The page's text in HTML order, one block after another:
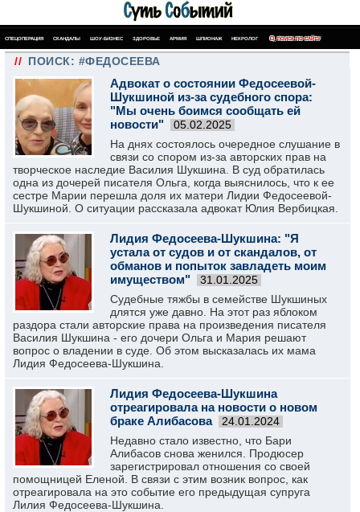
СПЕЦОПЕРАЦИЯ СКАНДАЛЫ ШОУ-БИЗНЕС ЗДОРОВЬЕ АРМИЯ ШПИОНАЖ НЕКРОЛОГ ПОИСК ПО САЙТУ
// ПОИСК: #ФЕДОСЕЕВА
Адвокат о состоянии Федосеевой-
Шукшиной из-за судебного спора:
"Мы очень боимся сообщать ей
новости"
05.02.2025
На днях состоялось очередное слушание в
связи со спором из-за авторских прав на
творческое наследие Василия Шукшина. В суд обратилась
одна из дочерей писателя Ольга, когда выяснилось, что к ее
сестре Марии перешла доля их матери Лидии Федосеевой-
Шукшиной. О ситуации рассказала адвокат Юлия Вербицкая.
Лидия Федосеева-Шукшина: "Я
устала от судов и от скандалов, от
обманов и попыток завладеть моим
имуществом"
31.01.2025
Судебные тяжбы в семействе Шукшиных
длятся уже давно. На этот раз яблоком
раздора стали авторские права на произведения писателя
Василия Шукшина - его дочери Ольга и Мария решают
вопрос о владении в суде. Об этом высказалась их мама
Лидия Федосеева-Шукшина.
Лидия Федосеева-Шукшина
отреагировала на новости о новом
браке Алибасова
24.01.2024
Недавно стало известно, что Бари
Алибасов снова женился. Продюсер
зарегистрировал отношения со своей
помощницей Еленой. В связи с этим возник вопрос, как
отреагировала на это событие его предыдущая супруга
Лилия Федосеева-Шукшина.